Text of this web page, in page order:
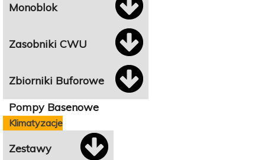
Monoblok
Zasobniki CWU
Zbiorniki Buforowe
Pompy Basenowe
Klimatyzacje
Zestawy